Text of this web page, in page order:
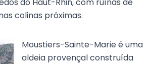
colinas próximas.
Moustiers-Sainte-Marie é uma
aldeia provençal construída